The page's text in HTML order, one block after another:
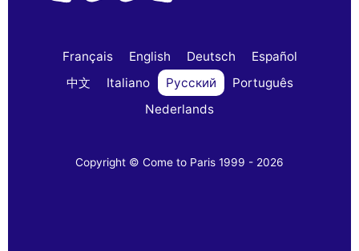
Français English Deutsch
Español
中文
Italiano Русский
Português
Nederlands
Copyright © Come to Paris 1999 - 2026